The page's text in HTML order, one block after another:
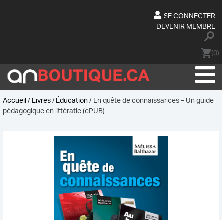
SE CONNECTER
DEVENIR MEMBRE
(0)
Accueil/ Livres/ Éducation/ En quête de connaissances – Un guide
pédagogique en littératie (ePUB)